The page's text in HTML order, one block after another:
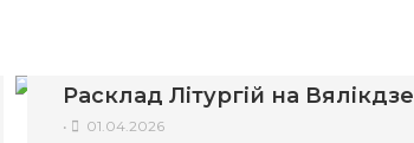
Расклад Літургій на
• 01.04.2026